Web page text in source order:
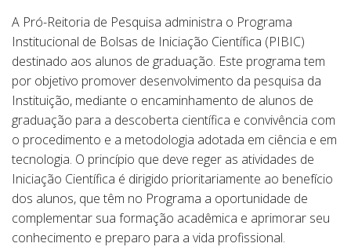
A Pró-Reitoria de Pesquisa administra o Programa
Institucional de Bolsas de Iniciação Científica (PIBIC)
destinado aos alunos de graduação. Este programa tem
por objetivo promover desenvolvimento da pesquisa da
Instituição, mediante o encaminhamento de alunos de
graduação para a descoberta científica e convivência com
o procedimento e a metodologia adotada em ciência e em
tecnologia. O princípio que deve reger as atividades de
Iniciação Científica é dirigido prioritariamente ao benefício
dos alunos, que têm no Programa a oportunidade de
complementar sua formação acadêmica e aprimorar seu
conhecimento e preparo para a vida profissional.